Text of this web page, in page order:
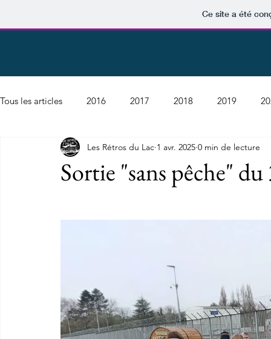
Ce site a été
Tous les articles 2016 2017 2018 2019
Sortie "sans pêche"
Les Rétros du Lac 1 avr. 2025 0 min de lecture